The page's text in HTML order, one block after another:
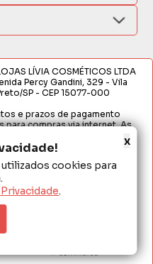
cookies para
.
x
LÍVIA COSMÉTICOS LTDA
Percy Gandini, 329 - Vila
SP - CEP 15077-000
e prazos de pagamento
para compras via internet. As
parcial sem nossa autorização.
no site, o valor válido é o do
condições de pagamento
Ofertas válidas até o
internet. Vendas sujeitas à
de dados.